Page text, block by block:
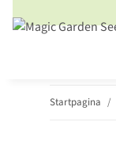
Startpagina